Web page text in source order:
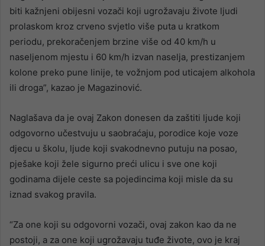
biti kažnjeni obijesni vozači koji ugrožavaju živote ljudi
prolaskom kroz crveno svjetlo više puta u kratkom
periodu, prekoračenjem brzine više od 40 km/h u
naseljenom mjestu i 60 km/h izvan naselja, prestizanjem
kolone preko pune linije, te vožnjom pod uticajem alkohola
ili droga”, kazao je Magazinović.
Naglašava da je ovaj Zakon donesen da zaštiti ljude koji
odgovorno učestvuju u saobraćaju, porodice koje voze
djecu u školu, ljude koji svakodnevno putuju na posao,
pješake koji žele sigurno preći ulicu i sve one koji
godinama dijele ceste sa pojedincima koji misle da su
iznad svakog pravila.
“Za one koji su odgovorni vozači, ovaj zakon kao da ne
postoji, a za one koji ugrožavaju tuđe živote, ovo je kraj